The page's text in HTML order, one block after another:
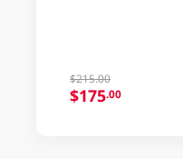
$215.00
$175.00